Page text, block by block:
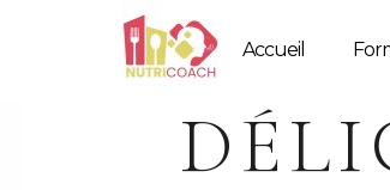
Accueil